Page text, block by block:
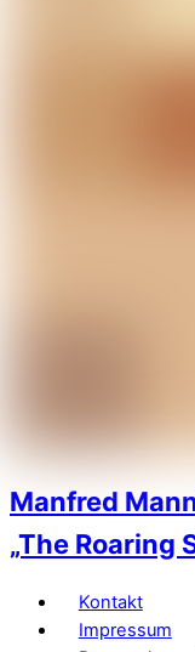
Manfred
„The Roaring
Kontakt
Impressum